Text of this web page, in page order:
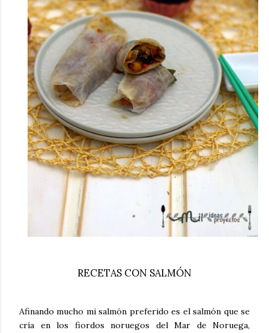
RECETAS CON SALMÓN
Afinando mucho mi salmón preferido es el salmón que se
cría en los fiordos noruegos del Mar de Noruega,